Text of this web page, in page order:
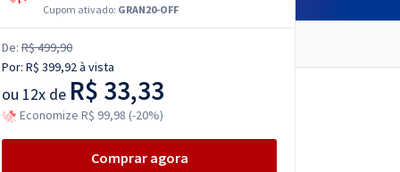
Cupom ativado: GRAN20-OFF
De: R$ 499,90
Por: R$ 399,92à vista
ou 12x de R$ 33,33
Economize R$ 99,98 (-20%)
Comprar agora